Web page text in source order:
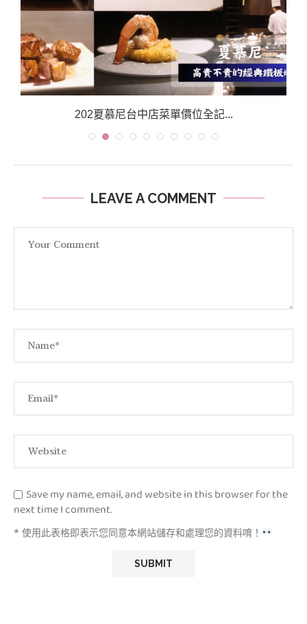
202夏慕尼台中店菜單價位全記...
LEAVE A COMMENT
Save my name, email, and website in this browser for the
next time I comment.
* 使用此表格即表示您同意本網站儲存和處理您的資料唷！